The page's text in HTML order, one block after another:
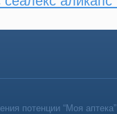
потенции “Моя